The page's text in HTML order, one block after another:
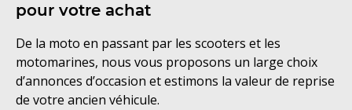
pour votre achat
De la moto en passant par les scooters et les
motomarines, nous vous proposons un large choix
d’annonces d’occasion et estimons la valeur de reprise
de votre ancien véhicule.